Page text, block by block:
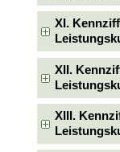
XI.
XII.
XIII.